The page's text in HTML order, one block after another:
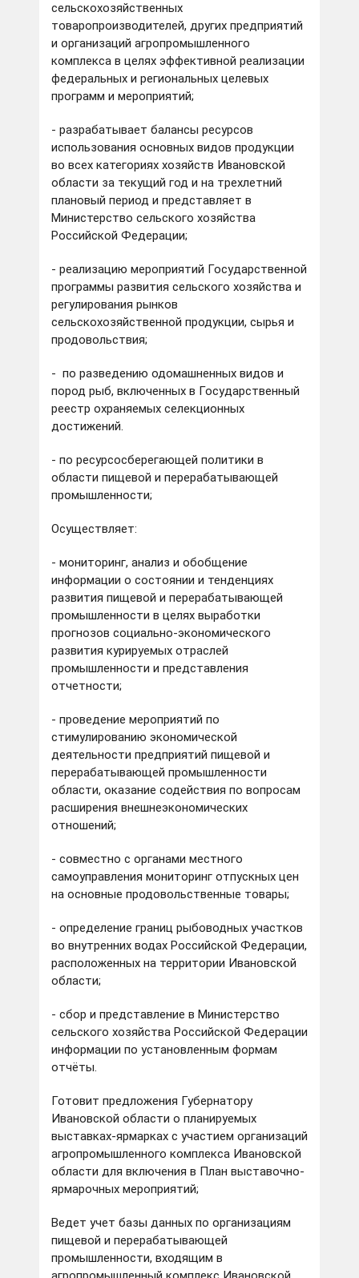
сельскохозяйственных
товаропроизводителей, других предприятий
и организаций агропромышленного
комплекса в целях эффективной реализации
федеральных и региональных целевых
программ и мероприятий;
- разрабатывает балансы ресурсов
использования основных видов продукции
во всех категориях хозяйств Ивановской
области за текущий год и на трехлетний
плановый период и представляет в
Министерство сельского хозяйства
Российской Федерации;
- реализацию мероприятий Государственной
программы развития сельского хозяйства и
регулирования рынков
сельскохозяйственной продукции, сырья и
продовольствия;
- по разведению одомашненных видов и
пород рыб, включенных в Государственный
реестр охраняемых селекционных
достижений.
- по ресурсосберегающей политики в
области пищевой и перерабатывающей
промышленности;
Осуществляет:
- мониторинг, анализ и обобщение
информации о состоянии и тенденциях
развития пищевой и перерабатывающей
промышленности в целях выработки
прогнозов социально-экономического
развития курируемых отраслей
промышленности и представления
отчетности;
- проведение мероприятий по
стимулированию экономической
деятельности предприятий пищевой и
перерабатывающей промышленности
области, оказание содействия по вопросам
расширения внешнеэкономических
отношений;
- совместно с органами местного
самоуправления мониторинг отпускных цен
на основные продовольственные товары;
- определение границ рыбоводных участков
во внутренних водах Российской Федерации,
расположенных на территории Ивановской
области;
- сбор и представление в Министерство
сельского хозяйства Российской Федерации
информации по установленным формам
отчёты.
Готовит предложения Губернатору
Ивановской области о планируемых
выставках-ярмарках с участием организаций
агропромышленного комплекса Ивановской
области для включения в План выставочно-
ярмарочных мероприятий;
Ведет учет базы данных по организациям
пищевой и перерабатывающей
промышленности, входящим в